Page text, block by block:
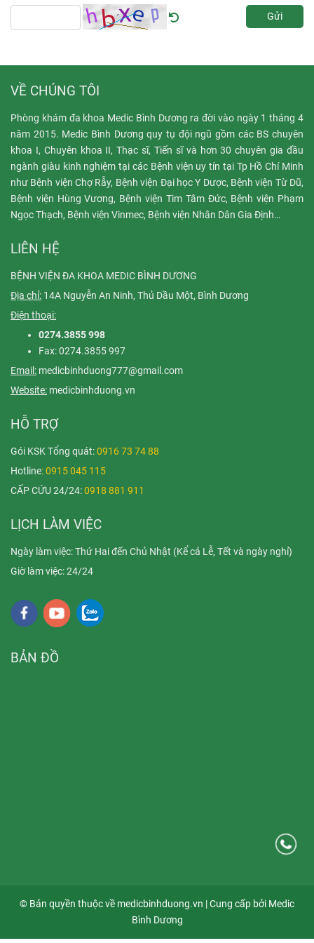
Gửi
VỀ CHÚNG TÔI
Phòng khám đa khoa Medic Bình Dương ra đời vào ngày 1 tháng 4
năm 2015. Medic Bình Dương quy tụ đội ngũ gồm các BS chuyên
khoa I, Chuyên khoa II, Thạc sĩ, Tiến sĩ và hơn 30 chuyên gia đầu
ngành giàu kinh nghiệm tại các Bệnh viện uy tín tại Tp Hồ Chí Minh
như Bệnh viện Chợ Rẫy, Bệnh viện Đại học Y Dược, Bệnh viện Từ Dũ,
Bệnh viện Hùng Vương, Bệnh viện Tim Tâm Đức, Bệnh viện Phạm
Ngọc Thạch, Bệnh viện Vinmec, Bệnh viện Nhân Dân Gia Định…
LIÊN HỆ
BỆNH VIỆN ĐA KHOA MEDIC BÌNH DƯƠNG
Địa chỉ: 14A Nguyễn An Ninh, Thủ Dầu Một, Bình Dương
Điện thoại:
0274.3855 998
Fax: 0274.3855 997
Email: medicbinhduong777@gmail.com
Website: medicbinhduong.vn
HỖ TRỢ
Gói KSK Tổng quát:0916 73 74 88
Hotline: 0915 045 115
CẤP CỨU 24/24:0918 881 911
LỊCH LÀM VIỆC
Ngày làm việc: Thứ Hai đến Chủ Nhật (Kể cả Lễ, Tết và ngày nghỉ)
Giờ làm việc: 24/24
BẢN ĐỒ
© Bản quyền thuộc về medicbinhduong.vn | Cung cấp bởi Medic
Bình Dương